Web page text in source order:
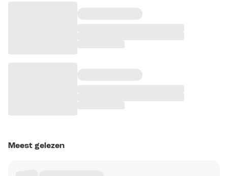
Meest gelezen